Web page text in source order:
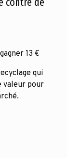
13 €
qui
valeur pour